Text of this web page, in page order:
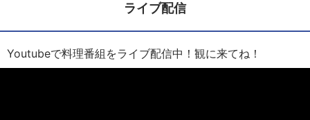
ライブ配信
Youtubeで料理番組をライブ配信中！観に来てね！